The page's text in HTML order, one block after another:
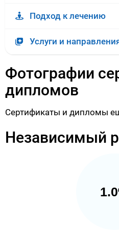
Подход к лечению
Услуги и
Фотографии
дипломов
Сертификаты и дипломы
Независимый